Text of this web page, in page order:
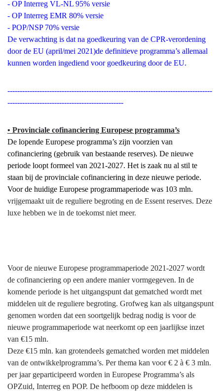
- OP Interreg VL-NL 95% versie
- OP Interreg EMR 80% versie
- POP/NSP 70% versie
De verwachting is dat na goedkeuring van de CPR-verordening
door de EU (april/mei 2021)de definitieve programma’s allemaal
kunnen worden ingediend voor goedkeuring door de EU.
-----------------------------------------------------------------------------------
-----------------------------------------------
• Provinciale cofinanciering Europese programma’s
De lopende Europese programma’s zijn voorzien van
cofinanciering (gebruik van bestaande reserves). De nieuwe
periode loopt formeel van 2021-2027. Het is zaak nu al stil te
staan bij de provinciale cofinanciering in deze nieuwe periode.
Voor de huidige Europese programmaperiode was 103 mln.
vrijgemaakt uit de reguliere begroting en de Essent reserves. Deze
luxe hebben we in de toekomst niet meer.
Voor de nieuwe Europese programmaperiode 2021-2027 wordt
de cofinanciering op een andere manier vormgegeven. In de
komende periode is het uitgangspunt dat gematched wordt met
middelen uit de reguliere begroting. Grofweg kan als uitgangspunt
genomen worden dat een soortgelijk bedrag nodig is voor de
nieuwe programmaperiode wat neerkomt op een jaarlijkse inzet
van €15 mln.
Deze €15 mln. kan grotendeels gematched worden met middelen
van de ontwikkelprogramma’s. Per thema kan voor € 2 à € 3 mln.
per jaar geparticipeerd worden in Europese Programma’s als
OPZuid, Interreg en POP. De hefboom op deze middelen is